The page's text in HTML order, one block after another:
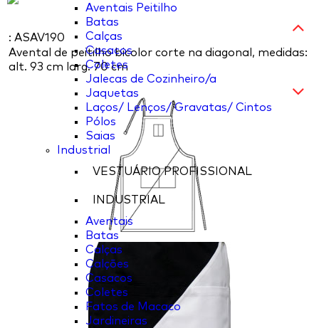
Aventais Peitilho
Batas
Calças
Casacos
Coletes
Jalecas de Cozinheiro/a
Jaquetas
Laços/ Lenços/ Gravatas/ Cintos
Pólos
Saias
Industrial
VESTUÁRIO PROFISSIONAL
INDUSTRIAL
Aventais
Batas
Calças
Calções
Casacos
Coletes
Fatos de Macaco
Jardineiras
: ASAV190
Avental de peitilho bicolor corte na diagonal, medidas:
alt. 93 cm larg. 70 cm